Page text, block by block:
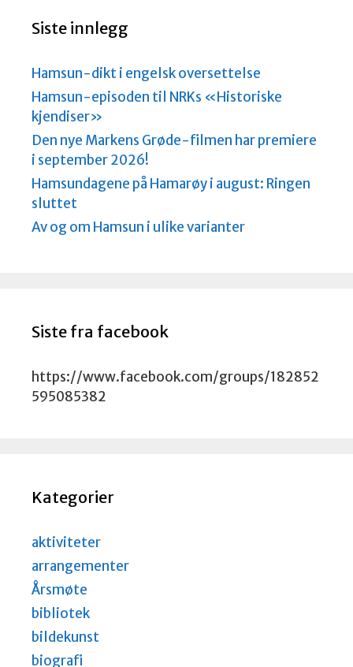
Siste innlegg
Hamsun-dikt i engelsk oversettelse
Hamsun-episoden til NRKs «Historiske
kjendiser»
Den nye Markens Grøde-filmen har premiere
i september 2026!
Hamsundagene på Hamarøy i august: Ringen
sluttet
Av og om Hamsun i ulike varianter
Siste fra facebook
https://www.facebook.com/groups/182852
595085382
Kategorier
aktiviteter
arrangementer
Årsmøte
bibliotek
bildekunst
biografi